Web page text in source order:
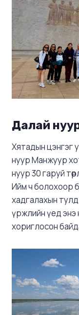
Далай
Хятадын цэнгэг
нуур Манжуур
нуур 30 гаруй
Ийм ч болохоор
хадгалахын
үржлийн үед энэ
хориглосон